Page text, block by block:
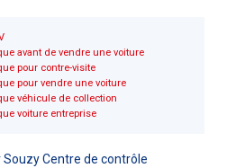
avant de vendre une voiture
pour contre-visite
pour vendre une voiture
véhicule de collection
voiture entreprise
Souzy Centre de contrôle